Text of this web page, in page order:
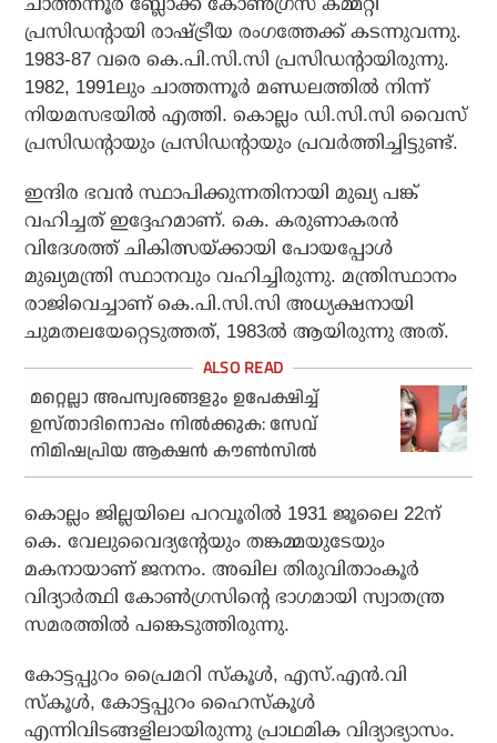
പ്രസിഡന്റായി രാഷ്ട്രീയ രംഗത്തേക്ക് കടന്നുവന്നു.
1983-87 വരെ കെ.പി.സി.സി പ്രസിഡന്റായിരുന്നു.
1982, 1991ലും ചാത്തന്നൂര്‍ മണ്ഡലത്തില്‍ നിന്ന്
നിയമസഭയില്‍ എത്തി. കൊല്ലം ഡി.സി.സി വൈസ്
പ്രസിഡന്റായും പ്രസിഡന്റായും പ്രവര്‍ത്തിച്ചിട്ടുണ്ട്.
ഇന്ദിര ഭവന്‍ സ്ഥാപിക്കുന്നതിനായി മുഖ്യ പങ്ക്
വഹിച്ചത് ഇദ്ദേഹമാണ്. കെ. കരുണാകരന്‍
വിദേശത്ത് ചികിത്സയ്ക്കായി പോയപ്പോള്‍
മുഖ്യമന്ത്രി സ്ഥാനവും വഹിച്ചിരുന്നു. മന്ത്രിസ്ഥാനം
രാജിവെച്ചാണ് കെ.പി.സി.സി അധ്യക്ഷനായി
ചുമതലയേറ്റെടുത്തത്, 1983ല്‍ ആയിരുന്നു അത്.
മറ്റെല്ലാ അപസ്വരങ്ങളും ഉപേക്ഷിച്ച്
ഉസ്താദിനൊപ്പം നില്‍ക്കുക: സേവ്
നിമിഷപ്രിയ ആക്ഷന്‍ കൗണ്‍സില്‍
കൊല്ലം ജില്ലയിലെ പറവൂരില്‍ 1931 ജൂലൈ 22ന്
കെ. വേലുവൈദ്യന്റേയും തങ്കമ്മയുടേയും
മകനായാണ് ജനനം. അഖില തിരുവിതാംകൂര്‍
വിദ്യാര്‍ത്ഥി കോണ്‍ഗ്രസിന്റെ ഭാഗമായി സ്വാതന്ത്ര
സമരത്തില്‍ പങ്കെടുത്തിരുന്നു.
കോട്ടപ്പുറം പ്രൈമറി സ്‌കൂള്‍, എസ്.എന്‍.വി
സ്‌കൂള്‍, കോട്ടപ്പുറം ഹൈസ്‌കൂള്‍
എന്നിവിടങ്ങളിലായിരുന്നു പ്രാഥമിക വിദ്യാഭ്യാസം.